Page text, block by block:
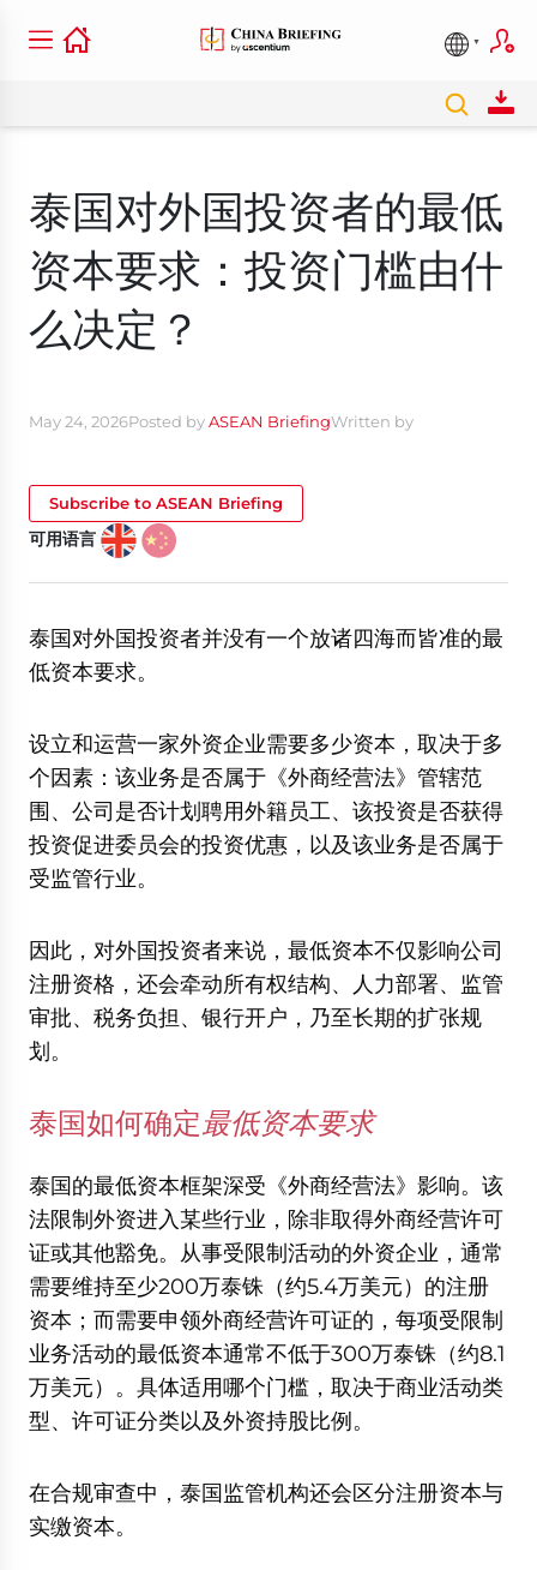
泰国对外国投资者的最低
资本要求：投资门槛由什
么决定？
May 24, 2026Posted byASEAN BriefingWritten by
Subscribe to ASEAN Briefing
可用语言
泰国对外国投资者并没有一个放诸四海而皆准的最
低资本要求。
设立和运营一家外资企业需要多少资本，取决于多
个因素：该业务是否属于《外商经营法》管辖范
围、公司是否计划聘用外籍员工、该投资是否获得
投资促进委员会的投资优惠，以及该业务是否属于
受监管行业。
因此，对外国投资者来说，最低资本不仅影响公司
注册资格，还会牵动所有权结构、人力部署、监管
审批、税务负担、银行开户，乃至长期的扩张规
划。
泰国如何确定最低资本要求
泰国的最低资本框架深受《外商经营法》影响。该
法限制外资进入某些行业，除非取得外商经营许可
证或其他豁免。从事受限制活动的外资企业，通常
需要维持至少200万泰铢（约5.4万美元）的注册
资本；而需要申领外商经营许可证的，每项受限制
业务活动的最低资本通常不低于300万泰铢（约8.1
万美元）。具体适用哪个门槛，取决于商业活动类
型、许可证分类以及外资持股比例。
在合规审查中，泰国监管机构还会区分注册资本与
实缴资本。